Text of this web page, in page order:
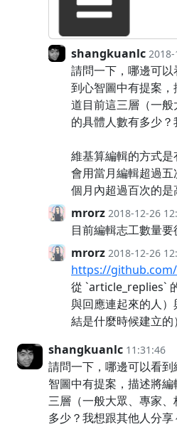
shangkuanlc
請問一下，哪邊可
到心智圖中有提案
道目前這三層（一般
的具體人數有多少
維基算編輯的方式
會用當月編輯超過
個月內超過百次的是
mrorz 2018-12-26
目前編輯志工數量
mrorz 2018-12-26
https://
從 `article_replies`
與回應連起來的人
結是什麼時候建立
shangkuanlc 11:31:46
請問一下，哪邊可以看
智圖中有提案，描述將
三層（一般大眾、專家
多少？我想跟其他人分享